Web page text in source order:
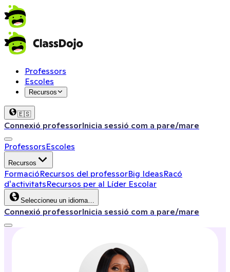
Professors
Escoles
Recursos
🇪🇸
Connexió professorInicia sessió com a pare/mare
ProfessorsEscoles
Recursos
FormacióRecursos del professorBig IdeasRacó
d'activitatsRecursos per al Líder Escolar
Seleccioneu un idioma…
Connexió professorInicia sessió com a pare/mare